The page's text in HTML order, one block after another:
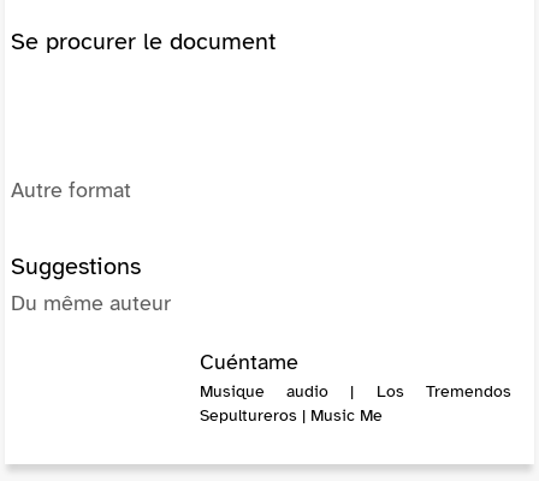
Se procurer le document
Autre format
Suggestions
Du même auteur
Cuéntame
Musique audio | Los Tremendos
Sepultureros | Music Me